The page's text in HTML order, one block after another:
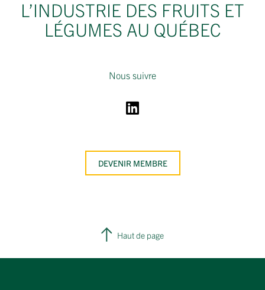
L’INDUSTRIE DES FRUITS ET
LÉGUMES AU QUÉBEC
Nous suivre
DEVENIR MEMBRE
Haut de page